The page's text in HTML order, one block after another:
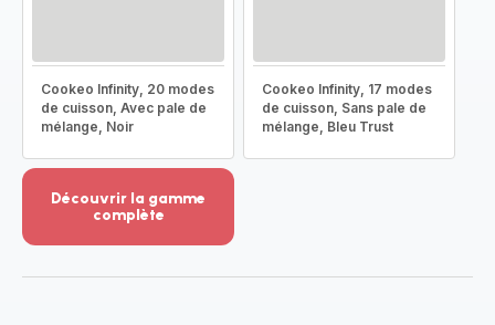
Cookeo Infinity, 20 modes
de cuisson, Avec pale de
mélange, Noir
Cookeo Infinity, 17 modes
de cuisson, Sans pale de
mélange, Bleu Trust
Découvrir la gamme
complète
-